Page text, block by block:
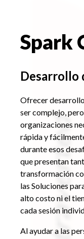
Spark
Desarrollo
Ofrecer
ser complejo,
organizaciones
rápida y
durante esos
que presentan
transformación
las Soluciones
alto costo ni el
cada sesión
Al ayudar a las